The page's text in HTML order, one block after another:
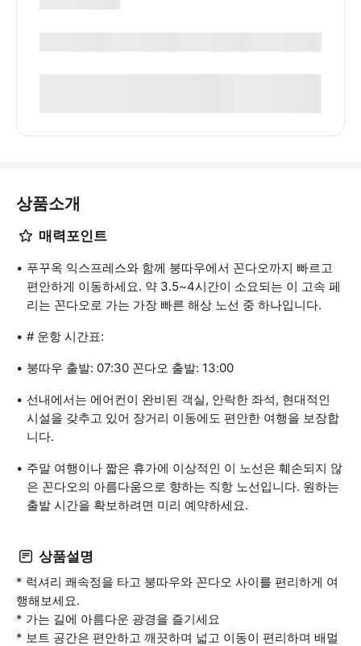
상품소개
매력포인트
푸꾸옥 익스프레스와 함께 붕따우에서 꼰다오까지 빠르고
편안하게 이동하세요. 약 3.5~4시간이 소요되는 이 고속 페
리는 꼰다오로 가는 가장 빠른 해상 노선 중 하나입니다.
# 운항 시간표:
붕따우 출발: 07:30 꼰다오 출발: 13:00
선내에서는 에어컨이 완비된 객실, 안락한 좌석, 현대적인
시설을 갖추고 있어 장거리 이동에도 편안한 여행을 보장합
니다.
주말 여행이나 짧은 휴가에 이상적인 이 노선은 훼손되지 않
은 꼰다오의 아름다움으로 향하는 직항 노선입니다. 원하는
출발 시간을 확보하려면 미리 예약하세요.
상품설명
* 럭셔리 쾌속정을 타고 붕따우와 꼰다오 사이를 편리하게 여
행해보세요.
* 가는 길에 아름다운 광경을 즐기세요
* 보트 공간은 편안하고 깨끗하며 넓고 이동이 편리하며 배멀